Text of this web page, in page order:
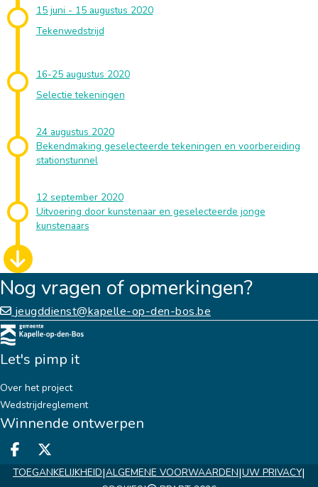
15 juni - 15 augustus 2020
Tekenwedstrijd
16-25 augustus 2020
Selectie tekeningen
24 augustus 2020
Bekendmaking geselecteerde tekeningen en voorbereiding
stationstunnel
12 september 2020
Uitvoering door kunstenaar en geselecteerde jonge
kunstenaars
Nog vragen of opmerkingen?
jeugddienst@kapelle-op-den-bos.be
Let's pimp it
Over het project
Wedstrijdreglement
Winnende ontwerpen
Deel op facebook
Deel op X
TOEGANKELIJKHEID|ALGEMENE VOORWAARDEN|UW PRIVACY|